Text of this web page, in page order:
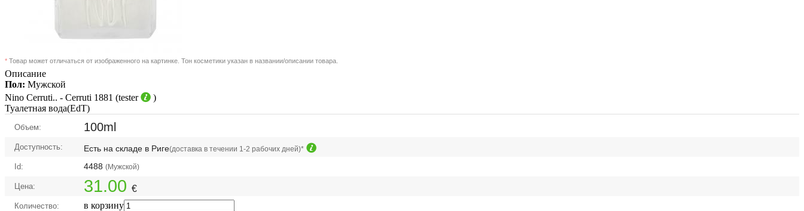
* Товар может отличаться от изображенного на картинке. Тон косметики указан в названии/описании товара.
Описание
Пол: Мужской
Nino Cerruti.. - Cerruti 1881 (tester
)
Туалетная вода(EdT)
Объем: 100ml
Доступность: Есть на складе в Риге(доставка в течении 1-2 рабочих дней)*
Id: 4488 (Мужской)
Цена: 31.00 €
Количество: в корзину